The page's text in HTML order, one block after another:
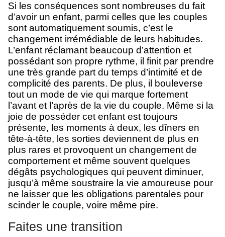
Si les conséquences sont nombreuses du fait
d’avoir un enfant, parmi celles que les couples
sont automatiquement soumis, c’est le
changement irrémédiable de leurs habitudes.
L’enfant réclamant beaucoup d’attention et
possédant son propre rythme, il finit par prendre
une très grande part du temps d’intimité et de
complicité des parents. De plus, il bouleverse
tout un mode de vie qui marque fortement
l’avant et l’après de la vie du couple. Même si la
joie de posséder cet enfant est toujours
présente, les moments à deux, les dîners en
tête-à-tête, les sorties deviennent de plus en
plus rares et provoquent un changement de
comportement et même souvent quelques
dégâts psychologiques qui peuvent diminuer,
jusqu’à même soustraire la vie amoureuse pour
ne laisser que les obligations parentales pour
scinder le couple, voire même pire.
Faites une transition